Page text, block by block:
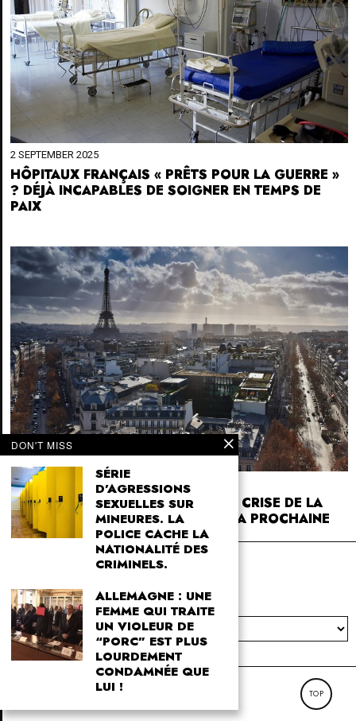
2 SEPTEMBER 2025
HÔPITAUX FRANÇAIS « PRÊTS POUR LA GUERRE »
? DÉJÀ INCAPABLES DE SOIGNER EN TEMPS DE
PAIX
1 SEPTEMBER 2025
COMMENT LA BCE A FABRIQUÉ LA CRISE DE LA
DETTE FRANÇAISE… ET PRÉPARE LA PROCHAINE
CATEGORIES
Categories
TOP
DON'T MISS
SÉRIE
D’AGRESSIONS
SEXUELLES SUR
MINEURES. LA
POLICE CACHE LA
NATIONALITÉ DES
CRIMINELS.
ALLEMAGNE : UNE
FEMME QUI TRAITE
UN VIOLEUR DE
“PORC” EST PLUS
LOURDEMENT
CONDAMNÉE QUE
LUI !